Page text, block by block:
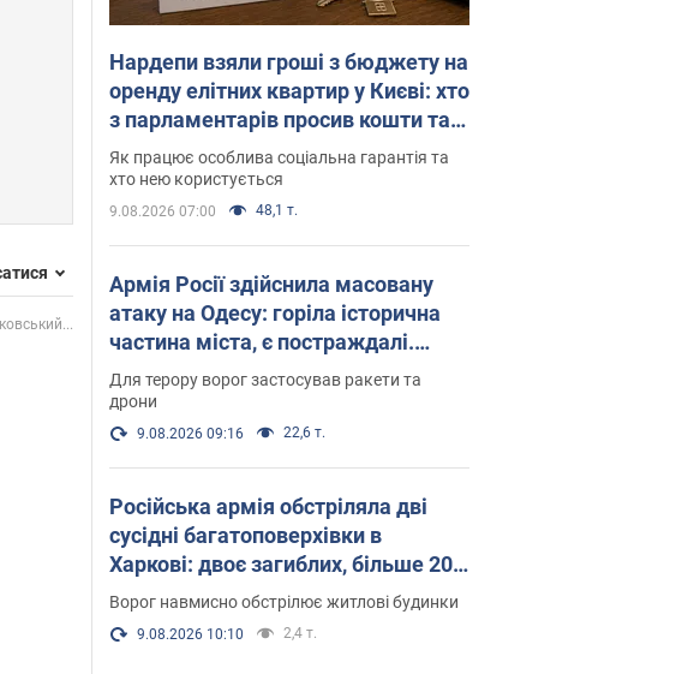
Нардепи взяли гроші з бюджету на
оренду елітних квартир у Києві: хто
з парламентарів просив кошти та
де поселився
Як працює особлива соціальна гарантія та
хто нею користується
9.08.2026 07:00 48,1 т.
Армія Росії здійснила масовану
атаку на Одесу: горіла історична
частина міста, є постраждалі.
Фото та відео
Для терору ворог застосував ракети та
дрони
9.08.2026 09:16 22,6 т.
Російська армія обстріляла дві
сусідні багатоповерхівки в
Харкові: двоє загиблих, більше 20
постраждалих
Ворог навмисно обстрілює житлові будинки
9.08.2026 10:10 2,4 т.